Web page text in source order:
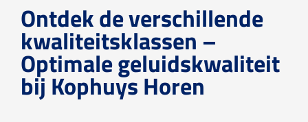
HoorZeker Abonnement
Oren schoonmaken
Oordoppen
Ontdek de verschillende
kwaliteitsklassen –
Optimale geluidskwaliteit
bij Kophuys Horen